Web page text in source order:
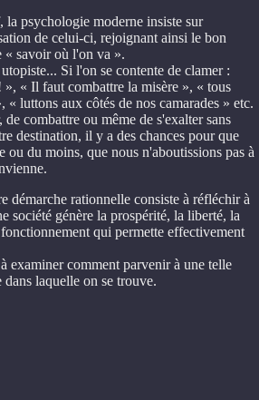
psychologie moderne insiste sur
de celui-ci, rejoignant ainsi le bon
« savoir où l'on va ».
Si l'on se contente de clamer :
», « Il faut combattre la misère », « tous
« luttons aux côtés de nos camarades » etc.
combattre ou même de s'exalter sans
destination, il y a des chances pour que
ou du moins, que nous n'aboutissions pas à
démarche rationnelle consiste à réfléchir à
société génère la prospérité, la liberté, la
qui permette effectivement
examiner comment parvenir à une telle
laquelle on se trouve.